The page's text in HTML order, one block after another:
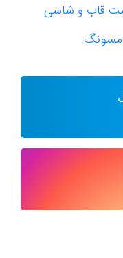
قاب و شاسی